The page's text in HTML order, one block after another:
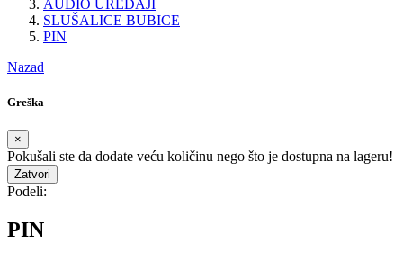
AUDIO UREĐAJI
SLUŠALICE BUBICE
PIN
Nazad
Greška
×
Pokušali ste da dodate veću količinu nego što je dostupna na lageru!
Zatvori
Podeli:
PIN